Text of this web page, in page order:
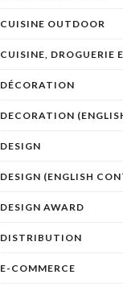
CUISINE OUTDOOR
CUISINE, DROGUERIE
DÉCORATION
DECORATION
DESIGN
DESIGN (ENGLISH
DESIGN AWARD
DISTRIBUTION
E-COMMERCE